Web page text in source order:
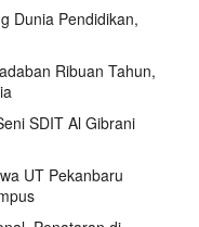
Dunia Pendidikan,
Ribuan Tahun,
SDIT Al Gibrani
UT Pekanbaru